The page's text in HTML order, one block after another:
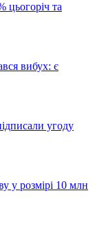
цьогоріч та
вибух: є
угоду
у розмірі 10 млн